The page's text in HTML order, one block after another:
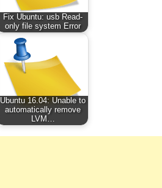
Fix Ubuntu: usb Read-
only file system Error
Ubuntu 16.04: Unable to
automatically remove
LVM…